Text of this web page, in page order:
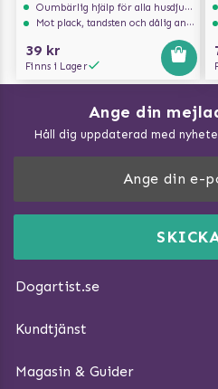
Oumbärlig hjälp för alla husdjursägare
Mot plack, tandsten och dålig andedräkt
39 kr
Finns i Lager
Ange din
Håll dig uppdaterad med
Dogartist.se
DogArtist.se drivs av:
E-post:info@dogartist.se
Kundtjänst
Ångra Köp
Magasin & Guider
Vad kan hundar äta?
Träna Nose Work hemma
Så gör du promenaden roligare
Hundbäddar